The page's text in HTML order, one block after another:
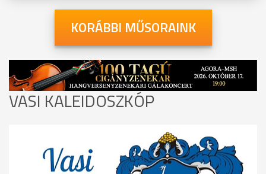
KORÁBBI MŰSORAINK
VASI KALEIDOSZKÓP